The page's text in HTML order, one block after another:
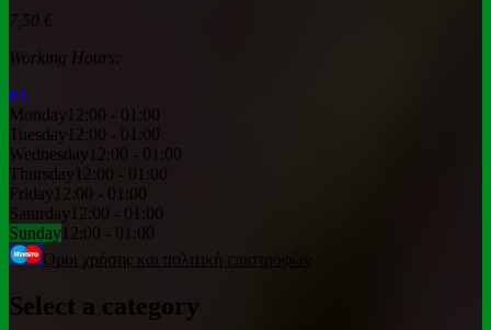
7,50 €
Working Hours:
ΕL
Monday 12:00 - 01:00
Tuesday 12:00 - 01:00
Wednesday 12:00 - 01:00
Thursday 12:00 - 01:00
Friday 12:00 - 01:00
Saturday 12:00 - 01:00
Sunday 12:00 - 01:00
Όροι χρήσης και πολιτική επιστροφών
Select a category